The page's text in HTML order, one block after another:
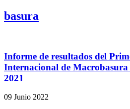
basura
Informe de resultados del
Internacional de Macrobasura
2021
09 Junio 2022